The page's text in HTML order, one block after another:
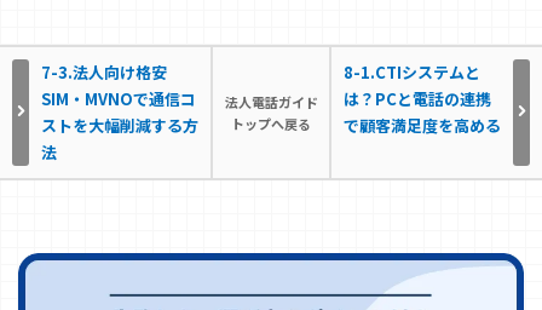
7-3.法人向け格安
SIM・MVNOで通信コ
ストを大幅削減する方
法
法人電話ガイド
トップへ戻る
8-1.CTIシステムと
は？PCと電話の連携
で顧客満足度を高める